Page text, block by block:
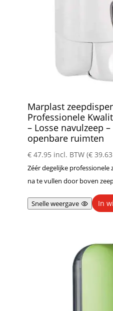
Marplast
Professionele
– Losse navulzeep
openbare ruimten
€47.95 incl. BTW (€39.63
Zéér degelijke
na te vullen door boven
Snelle weergave In